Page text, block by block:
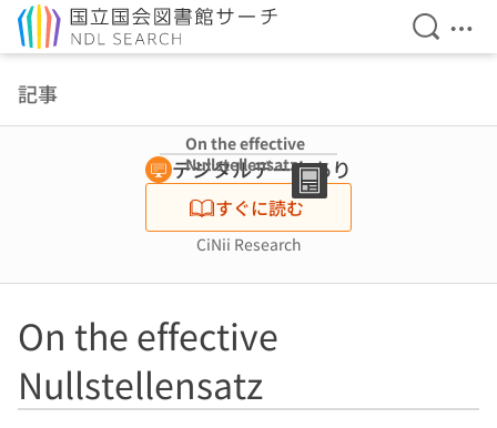
検索を
メ
記事
On the effective
Nullstellensatz
デジタルデータあり
すぐに読む
CiNii Research
On the effective
Nullstellensatz